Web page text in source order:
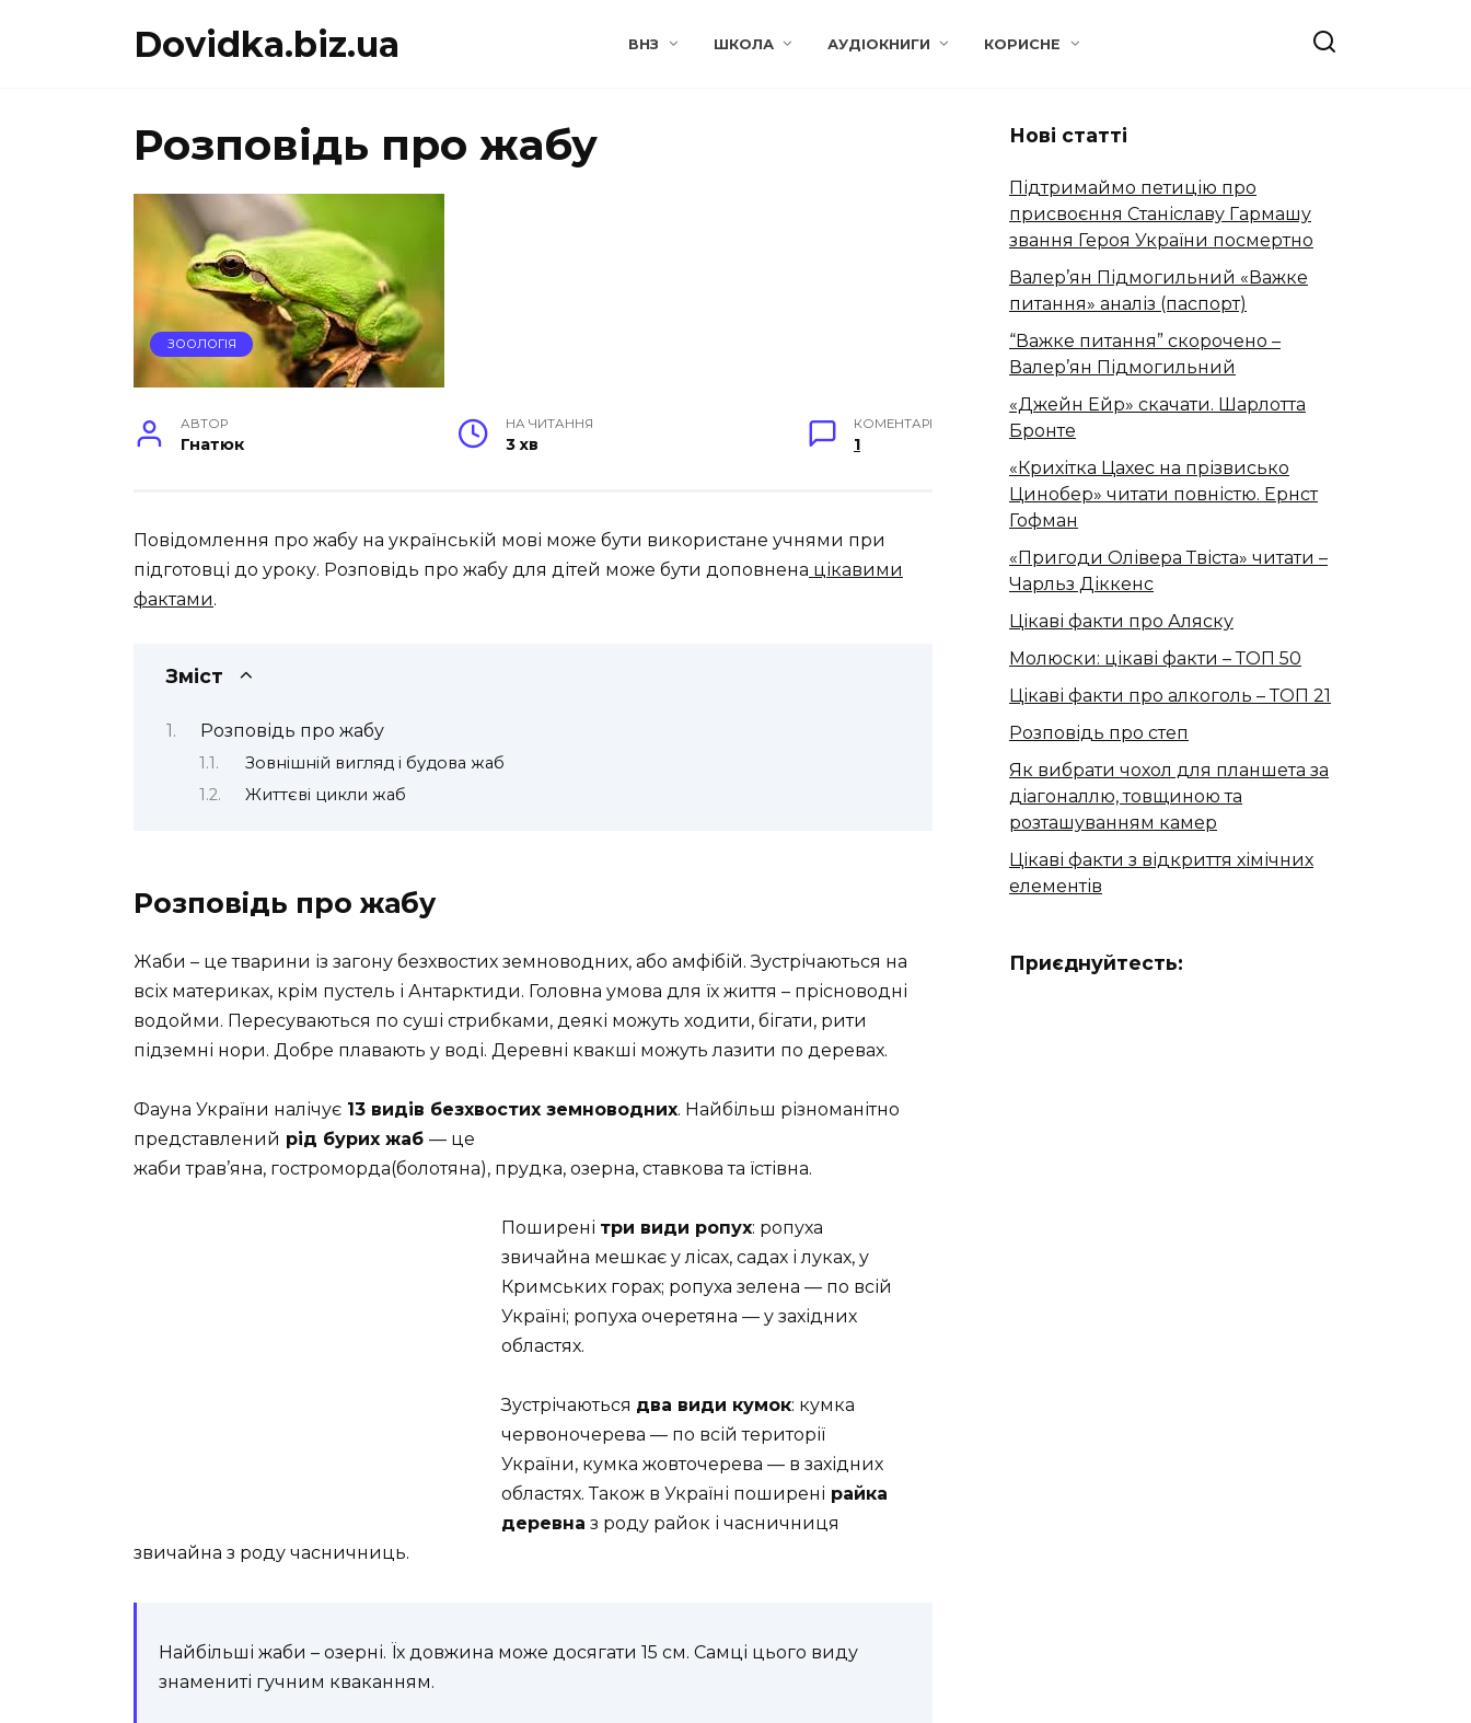
Dovidka.biz.ua ВНЗ ШКОЛА АУДІОКНИГИ КОРИСНЕ
Розповідь про жабу
ЗООЛОГІЯ
АВТОР
Гнатюк
НА ЧИТАННЯ
3 хв
КОМЕНТАРІ
1
Повідомлення про жабу на українській мові може бути використане учнями при
підготовці до уроку. Розповідь про жабу для дітей може бути доповнена цікавими
фактами.
Зміст
Розповідь про жабу
Зовнішній вигляд і будова жаб
Життєві цикли жаб
Розповідь про жабу
Жаби – це тварини із загону безхвостих земноводних, або амфібій. Зустрічаються на
всіх материках, крім пустель і Антарктиди. Головна умова для їх життя – прісноводні
водойми. Пересуваються по суші стрибками, деякі можуть ходити, бігати, рити
підземні нори. Добре плавають у воді. Деревні квакші можуть лазити по деревах.
Фауна України налічує 13 видів безхвостих земноводних. Найбільш різноманітно
представлений рід бурих жаб — це
жаби трав’яна, гостроморда(болотяна), прудка, озерна, ставкова та їстівна.
Поширені три види ропух: ропуха
звичайна мешкає у лісах, садах і луках, у
Кримських горах; ропуха зелена — по всій
Україні; ропуха очеретяна — у західних
областях.
Зустрічаються два види кумок: кумка
червоночерева — по всій території
України, кумка жовточерева — в західних
областях. Також в Україні поширені райка
деревна з роду райок і часничниця
звичайна з роду часничниць.
Найбільші жаби – озерні. Їх довжина може досягати 15 см. Самці цього виду
знамениті гучним кваканням.
Нові статті
Підтримаймо петицію про
присвоєння Станіславу Гармашу
звання Героя України посмертно
Валер’ян Підмогильний «Важке
питання» аналіз (паспорт)
“Важке питання” скорочено –
Валер’ян Підмогильний
«Джейн Ейр» скачати. Шарлотта
Бронте
«Крихітка Цахес на прізвисько
Цинобер» читати повністю. Ернст
Гофман
«Пригоди Олівера Твіста» читати –
Чарльз Діккенс
Цікаві факти про Аляску
Молюски: цікаві факти – ТОП 50
Цікаві факти про алкоголь – ТОП 21
Розповідь про степ
Як вибрати чохол для планшета за
діагоналлю, товщиною та
розташуванням камер
Цікаві факти з відкриття хімічних
елементів
Приєднуйтесть: